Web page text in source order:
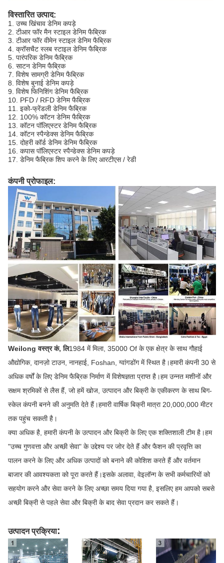
विस्तारित उत्पाद:
1. उच्च खिंचाव डेनिम कपड़े
2. टीआर फॉर मैन स्टाइल डेनिम फैब्रिक
3. टीआर फॉर वीमेन स्टाइल डेनिम फैब्रिक
4. क्रॉसचैट स्लब स्टाइल डेनिम फैब्रिक
5. पारंपरिक डेनिम फैब्रिक
6. साटन डेनिम फैब्रिक
7. विशेष सामग्री डेनिम फैब्रिक
8. विशेष बुनाई डेनिम कपड़े
9. विशेष फिनिशिंग डेनिम फैब्रिक
10. PFD / RFD डेनिम फैब्रिक
11. इको-फ्रेंडली डेनिम फैब्रिक
12. 100% कॉटन डेनिम फैब्रिक
13. कॉटन पॉलिएस्टर डेनिम फैब्रिक
14. कॉटन स्पैन्डेक्स डेनिम फैब्रिक
15. दोहरी कॉर्ड डेनिम डेनिम फैब्रिक
16. कपास पॉलिएस्टर स्पैन्डेक्स डेनिम कपड़े
17. डेनिम फैब्रिक शिप करने के लिए आरटीएस / रेडी
कंपनी प्रोफाइल:
Weilong वस्त्र कं, लि1984 में मिला, 35000 Of के एक क्षेत्र के साथ गौहाई
औद्योगिक, दानज़ो टाउन, नानहाई, Foshan, ग्वांगडोंग में स्थित है।हमारी कंपनी 30 से
अधिक वर्षों के लिए डेनिम फैब्रिक निर्माण में विशेषज्ञता प्राप्त है।हम उन्नत मशीनों और
सक्षम श्रमिकों से लैस हैं, जो हमें खोज, उत्पादन और बिक्री के एकीकरण के साथ बिग-
स्केल कंपनी बनने की अनुमति देते हैं।हमारी वार्षिक बिक्री मात्रा 20,000,000 मीटर
तक पहुंच सकती है।
क्या अधिक है, हमारी कंपनी के उत्पादन और बिक्री के लिए एक शक्तिशाली टीम है।हम
"उच्च गुणवत्ता और अच्छी सेवा" के उद्देश्य पर जोर देते हैं और फैशन की प्रवृत्ति का
पालन करने के लिए और अधिक उत्पादों को बनाने की कोशिश करते हैं और वर्तमान
बाजार की आवश्यकता को पूरा करते हैं।इसके अलावा, वेइलॉन्ग के सभी कर्मचारियों को
सहयोग करने और सेवा करने के लिए अच्छा समय दिया गया है, इसलिए हम आपको सबसे
अच्छी बिक्री से पहले सेवा और बिक्री के बाद सेवा प्रदान कर सकते हैं।
उत्पादन प्रक्रिया: